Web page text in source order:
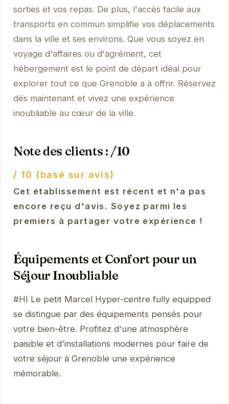
sorties et vos repas. De plus, l'accès facile aux
transports en commun simplifie vos déplacements
dans la ville et ses environs. Que vous soyez en
voyage d'affaires ou d'agrément, cet
hébergement est le point de départ idéal pour
explorer tout ce que Grenoble a à offrir. Réservez
dès maintenant et vivez une expérience
inoubliable au cœur de la ville.
Note des clients : /10
/ 10 (basé sur avis)
Cet établissement est récent et n'a pas
encore reçu d'avis. Soyez parmi les
premiers à partager votre expérience !
Équipements et Confort pour un
Séjour Inoubliable
#HI Le petit Marcel Hyper-centre fully equipped
se distingue par des équipements pensés pour
votre bien-être. Profitez d'une atmosphère
paisible et d'installations modernes pour faire de
votre séjour à Grenoble une expérience
mémorable.